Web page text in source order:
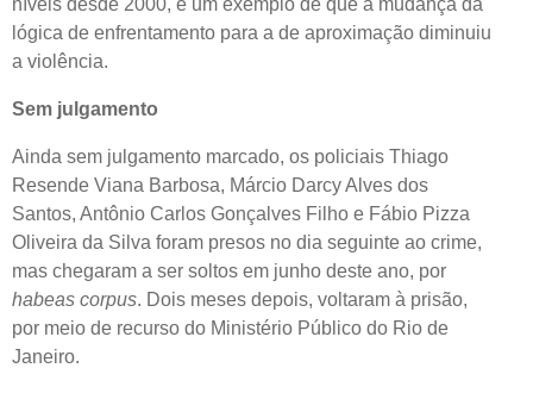
níveis desde 2000, é um exemplo de que a mudança da
lógica de enfrentamento para a de aproximação diminuiu
a violência.
Sem julgamento
Ainda sem julgamento marcado, os policiais Thiago
Resende Viana Barbosa, Márcio Darcy Alves dos
Santos, Antônio Carlos Gonçalves Filho e Fábio Pizza
Oliveira da Silva foram presos no dia seguinte ao crime,
mas chegaram a ser soltos em junho deste ano, por
habeas corpus. Dois meses depois, voltaram à prisão,
por meio de recurso do Ministério Público do Rio de
Janeiro.